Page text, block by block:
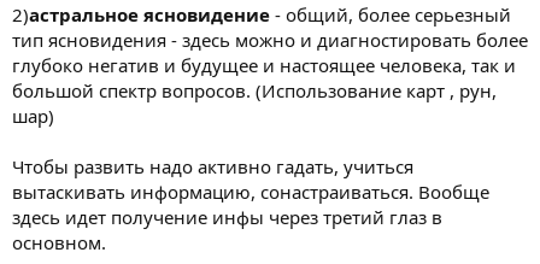
2)астральное ясновидение - общий, более серьезный
тип ясновидения - здесь можно и диагностировать более
глубоко негатив и будущее и настоящее человека, так и
большой спектр вопросов. (Использование карт , рун,
шар)
Чтобы развить надо активно гадать, учиться
вытаскивать информацию, сонастраиваться. Вообще
здесь идет получение инфы через третий глаз в
основном.